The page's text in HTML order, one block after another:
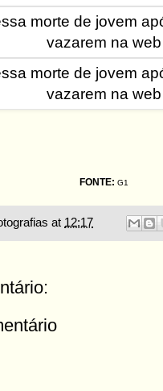
FONTE: G1
at 12:17